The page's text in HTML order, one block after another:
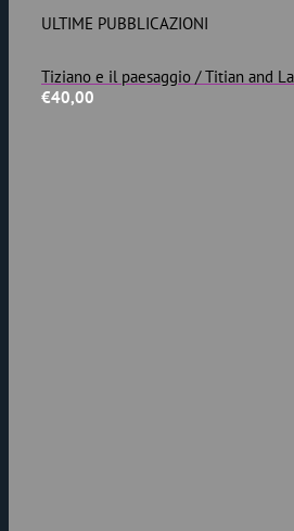
ULTIME PUBBLICAZIONI
Tiziano e il paesaggio / Titian and
€40,00